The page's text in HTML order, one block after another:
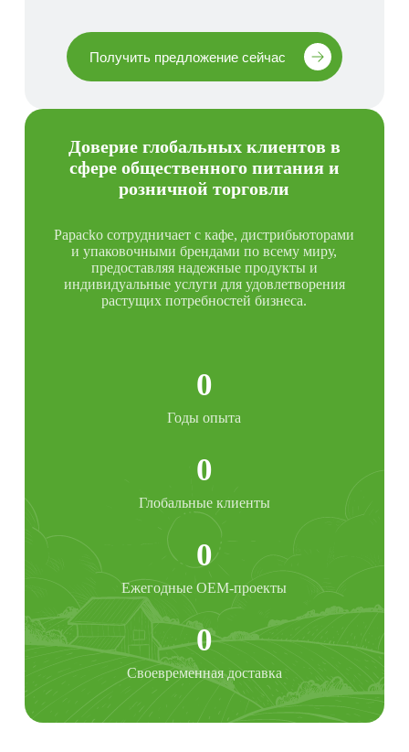
Получить предложение сейчас
Доверие глобальных клиентов в
сфере общественного питания и
розничной торговли
Papacko сотрудничает с кафе, дистрибьюторами
и упаковочными брендами по всему миру,
предоставляя надежные продукты и
индивидуальные услуги для удовлетворения
растущих потребностей бизнеса.
0
Годы опыта
0
Глобальные клиенты
0
Ежегодные OEM-проекты
0
Своевременная доставка